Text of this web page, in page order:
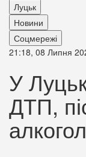
Луцьк
Новини
Соцмережі
21:18, 08 Липня
У
ДТП,